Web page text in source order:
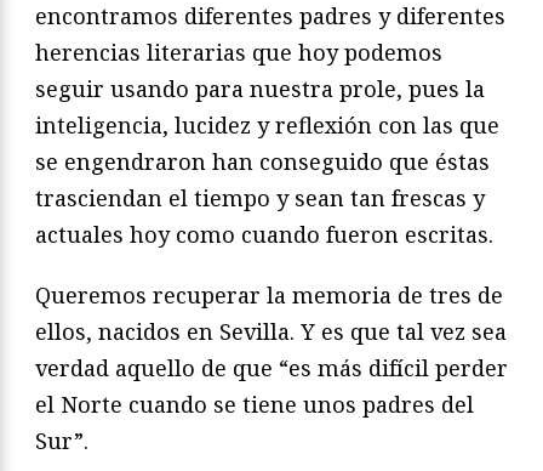
encontramos diferentes padres y diferentes
herencias literarias que hoy podemos
seguir usando para nuestra prole, pues la
inteligencia, lucidez y reflexión con las que
se engendraron han conseguido que éstas
trasciendan el tiempo y sean tan frescas y
actuales hoy como cuando fueron escritas.
Queremos recuperar la memoria de tres de
ellos, nacidos en Sevilla. Y es que tal vez sea
verdad aquello de que “es más difícil perder
el Norte cuando se tiene unos padres del
Sur”.